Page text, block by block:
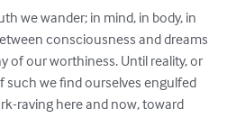
we wander; in mind, in body, in
consciousness and dreams
of our worthiness. Until reality, or
we find ourselves engulfed
raving here and now, toward